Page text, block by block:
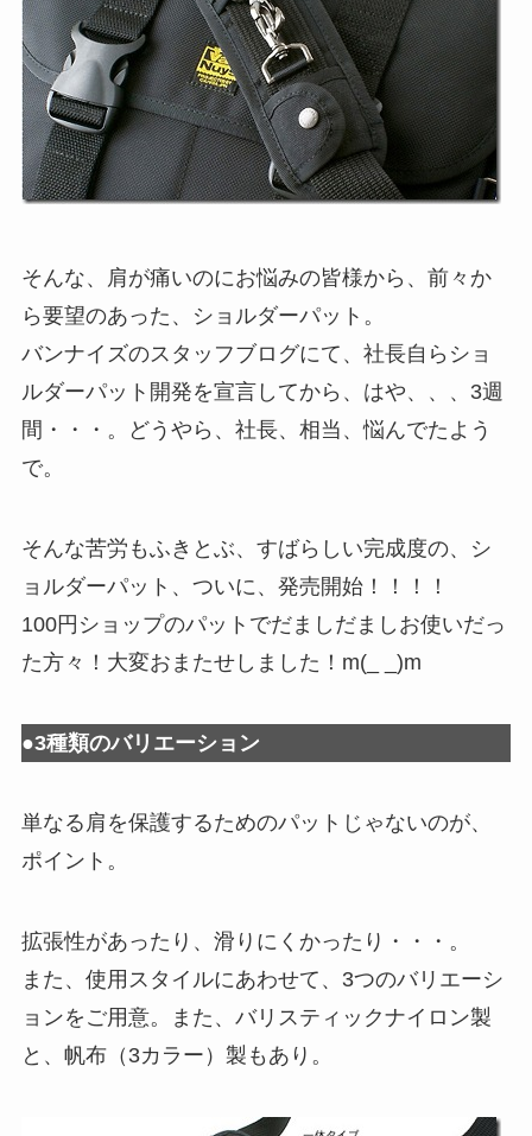
そんな、肩が痛いのにお悩みの皆様から、前々か
ら要望のあった、ショルダーパット。
バンナイズのスタッフブログにて、社長自らショ
ルダーパット開発を宣言してから、はや、、、3週
間・・・。どうやら、社長、相当、悩んでたよう
で。
そんな苦労もふきとぶ、すばらしい完成度の、シ
ョルダーパット、ついに、発売開始！！！！
100円ショップのパットでだましだましお使いだっ
た方々！大変おまたせしました！m(_ _)m
●3種類のバリエーション
単なる肩を保護するためのパットじゃないのが、
ポイント。
拡張性があったり、滑りにくかったり・・・。
また、使用スタイルにあわせて、3つのバリエーシ
ョンをご用意。また、バリスティックナイロン製
と、帆布（3カラー）製もあり。